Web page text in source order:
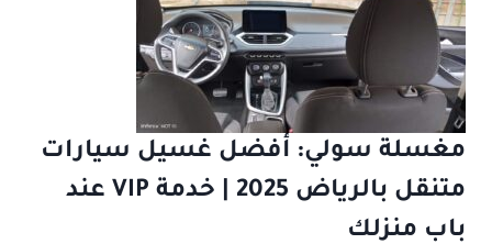
مغسلة سولي: أفضل غسيل سيارات
متنقل بالرياض 2025 | خدمة VIP عند
باب منزلك